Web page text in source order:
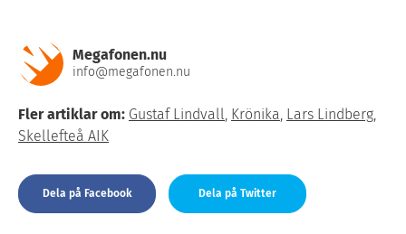
Megafonen.nu
info@megafonen.nu
Fler artiklar om: Gustaf Lindvall, Krönika, Lars Lindberg,
Skellefteå AIK
Dela på Facebook Dela på Twitter